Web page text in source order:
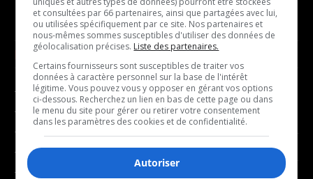
NOUVELLES
- Affaires municipales
- Communauté / Social
- Culture
- Économie
- Éducation
MUSIQUE
- Décompte franco
- Joué récemment
BALADOS
et consultées par 66 partenaires, ainsi que partagées avec lui,
ou utilisées spécifiquement par ce site. Nos partenaires et
nous-mêmes sommes susceptibles d'utiliser des données de
géolocalisation précises. Liste des partenaires.
Certains fournisseurs sont susceptibles de traiter vos
données à caractère personnel sur la base de l'intérêt
légitime. Vous pouvez vous y opposer en gérant vos options
ci-dessous. Recherchez un lien en bas de cette page ou dans
le menu du site pour gérer ou retirer votre consentement
dans les paramètres des cookies et de confidentialité.
Autoriser